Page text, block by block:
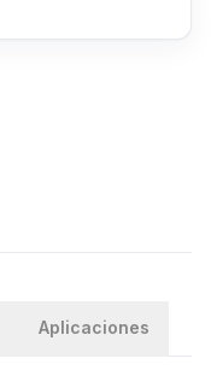
Aplicaciones